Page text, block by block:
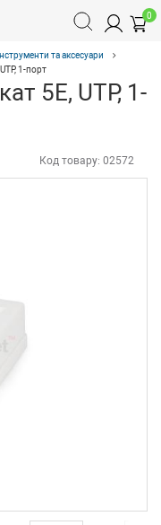
0
Інструменти та аксесуари
1-порт
5Е, UTP, 1-
Код товару: 02572